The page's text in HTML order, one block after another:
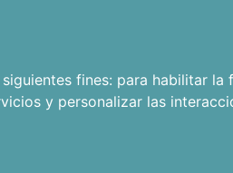
fines: para habilitar la
y personalizar las